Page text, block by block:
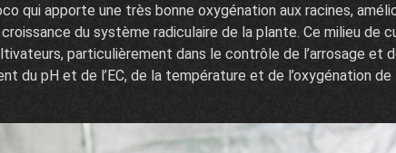
qui apporte une très bonne oxygénation aux racines,
du système radiculaire de la plante. Ce milieu de
particulièrement dans le contrôle de l’arrosage et
du pH et de l’EC, de la température et de l’oxygénation